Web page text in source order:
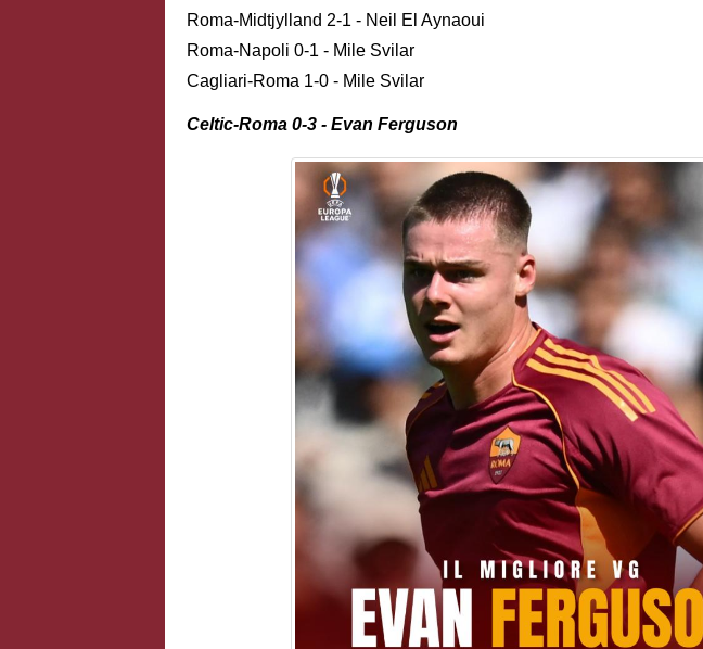
Roma-Midtjylland 2-1 - Neil El Aynaoui
Roma-Napoli 0-1 - Mile Svilar
Cagliari-Roma 1-0 - Mile Svilar
Celtic-Roma 0-3 - Evan Ferguson